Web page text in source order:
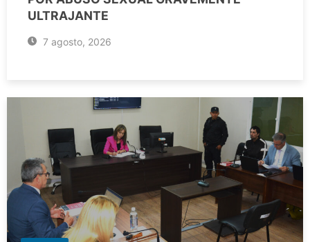
ULTRAJANTE
7 agosto, 2026